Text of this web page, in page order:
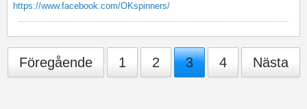
https://www.facebook.com/OKspinners/
Föregående 1 2 3 4 Nästa